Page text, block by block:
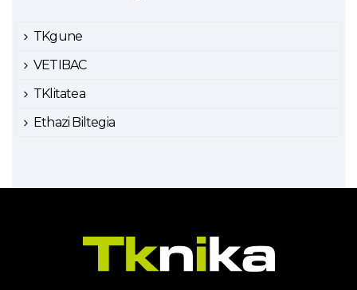
TKgune
VETIBAC
TKlitatea
Ethazi Biltegia